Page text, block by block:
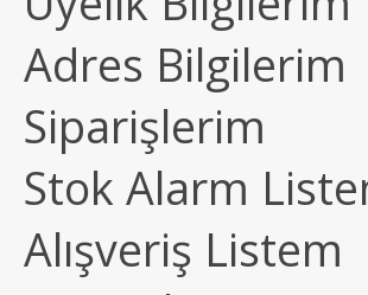
Adres Bilgilerim
Siparişlerim
Stok Alarm
Alışveriş Listem